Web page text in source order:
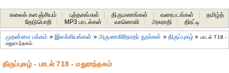
கலைக் களஞ்சியம் புத்தகங்கள் திருமணங்கள் வரைபடங்கள்
தமிழ்த்
தேடுபொறி
MP3 பாடல்கள் வானொலி அகராதி திரட்டி
முதன்மை பக்கம் »இலக்கியங்கள் »அருணகிரிநாதர் நூல்கள் »திருப்புகழ் » பாடல் 718 -
மதுராந்தகம்
திருப்புகழ் - பாடல் 718 - மதுராந்தகம்